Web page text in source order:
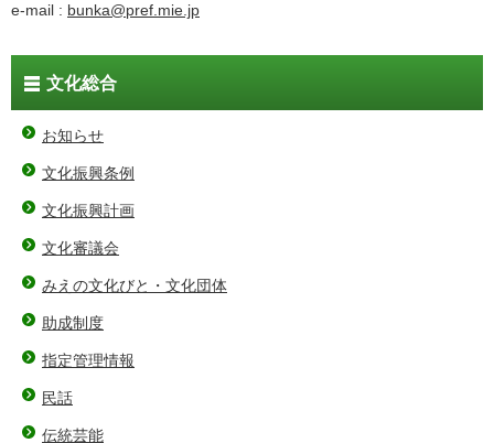
e-mail : bunka@pref.mie.jp
文化総合
お知らせ
文化振興条例
文化振興計画
文化審議会
みえの文化びと・文化団体
助成制度
指定管理情報
民話
伝統芸能